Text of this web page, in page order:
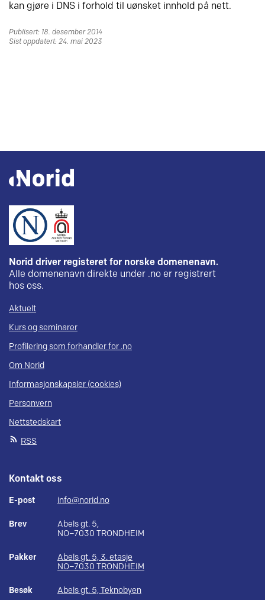
kan gjøre i DNS i forhold til uønsket innhold på nett.
Publisert: 18. desember 2014
Sist oppdatert: 24. mai 2023
Norid driver registeret for norske domenenavn.
Alle domenenavn direkte under .no er registrert
hos oss.
Aktuelt
Kurs og seminarer
Profilering som forhandler for .no
Om Norid
Informasjonskapsler (cookies)
Personvern
Nettstedskart
RSS
Kontakt oss
E-post info@norid.no
Brev
Abels gt. 5,
NO–7030 TRONDHEIM
Pakker
Abels gt. 5, 3. etasje
NO–7030 TRONDHEIM
Besøk Abels gt. 5, Teknobyen